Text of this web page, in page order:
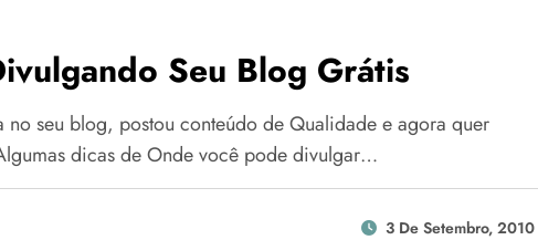
Seu Blog Grátis
no seu blog, postou conteúdo de Qualidade e agora quer
dicas de Onde você pode divulgar…
3 De Setembro, 2010